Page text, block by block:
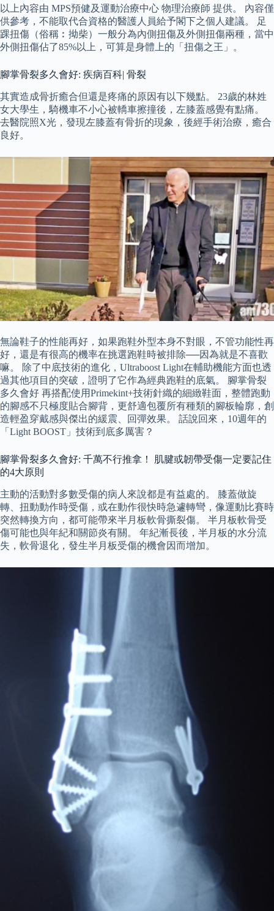
以上內容由 MPS預健及運動治療中心 物理治療師 提供。 內容僅
供參考，不能取代合資格的醫護人員給予閣下之個人建議。 足
踝扭傷（俗稱︰拗柴）一般分為內側扭傷及外側扭傷兩種，當中
外側扭傷佔了85%以上，可算是身體上的「扭傷之王」。
腳掌骨裂多久會好: 疾病百科| 骨裂
其實造成骨折癒合但還是疼痛的原因有以下幾點。 23歲的林姓
女大學生，騎機車不小心被轎車擦撞後，左膝蓋感覺有點痛。
去醫院照X光，發現左膝蓋有骨折的現象，後經手術治療，癒合
良好。
無論鞋子的性能再好，如果跑鞋外型本身不對眼，不管功能性再
好，還是有很高的機率在挑選跑鞋時被排除──因為就是不喜歡
嘛。 除了中底技術的進化，Ultraboost Light在輔助機能方面也透
過其他項目的突破，證明了它作為經典跑鞋的底氣。 腳掌骨裂
多久會好 再搭配使用Primekint+技術針織的細緻鞋面，整體跑動
的腳感不只極度貼合腳背，更舒適包覆所有種類的腳板輪廓，創
造輕盈穿戴感與傑出的緩震、回彈效果。 話說回來，10週年的
「Light BOOST」技術到底多厲害？
腳掌骨裂多久會好: 千萬不行推拿！ 肌腱或韌帶受傷一定要記住
的4大原則
主動的活動對多數受傷的病人來說都是有益處的。 膝蓋做旋
轉、扭動動作時受傷，或在動作很快時急遽轉彎，像運動比賽時
突然轉換方向，都可能帶來半月板軟骨撕裂傷。 半月板軟骨受
傷可能也與年紀和關節炎有關。 年紀漸長後，半月板的水分流
失，軟骨退化，發生半月板受傷的機會因而增加。